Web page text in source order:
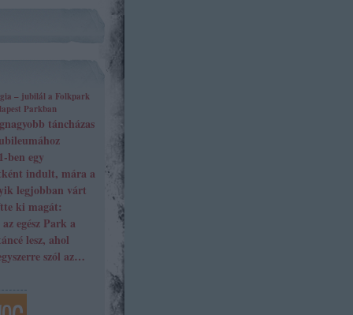
– jubilál a Folkpark
Parkban
táncházas
ben egy
indult, mára a
legjobban várt
ki magát:
egész Park a
lesz, ahol
szól az…